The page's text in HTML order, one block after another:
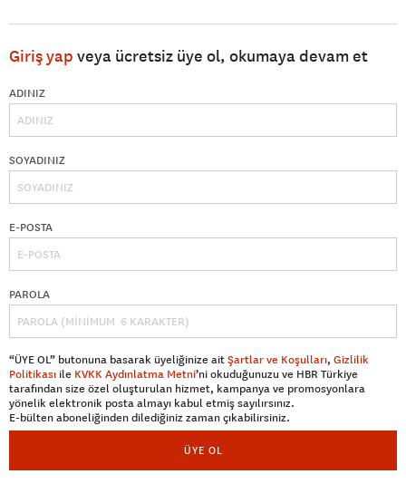
Giriş yap veya ücretsiz üye ol, okumaya devam et
ADINIZ
SOYADINIZ
E-POSTA
PAROLA
“ÜYE OL” butonuna basarak üyeliğinize aitŞartlar ve Koşulları, Gizlilik
Politikası ile KVKK Aydınlatma Metni’ni okuduğunuzu ve HBR Türkiye
tarafından size özel oluşturulan hizmet, kampanya ve promosyonlara
yönelik elektronik posta almayı kabul etmiş sayılırsınız.
E-bülten aboneliğinden dilediğiniz zaman çıkabilirsiniz.
ÜYE OL